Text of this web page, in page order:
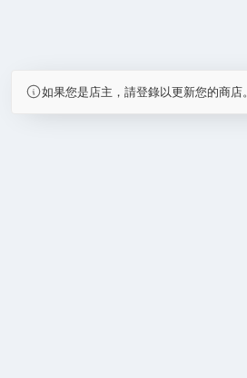
如果您是店主，請登錄以更新您的商店。